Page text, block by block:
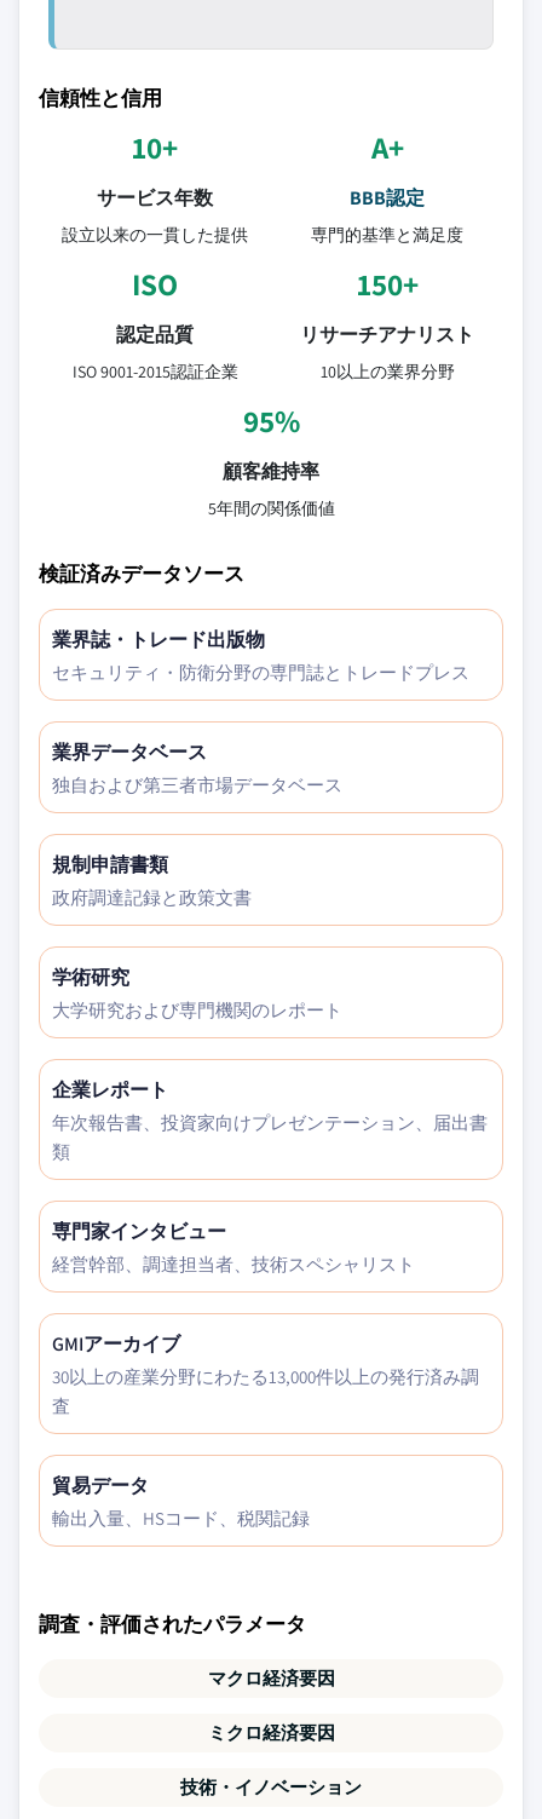
信頼性と信用
10+
サービス年数
設立以来の一貫した提供
A+
BBB認定
専門的基準と満足度
ISO
認定品質
ISO 9001-2015認証企業
150+
リサーチアナリスト
10以上の業界分野
95%
顧客維持率
5年間の関係価値
検証済みデータソース
業界誌・トレード出版物
セキュリティ・防衛分野の専門誌とトレードプレス
業界データベース
独自および第三者市場データベース
規制申請書類
政府調達記録と政策文書
学術研究
大学研究および専門機関のレポート
企業レポート
年次報告書、投資家向けプレゼンテーション、届出書
類
専門家インタビュー
経営幹部、調達担当者、技術スペシャリスト
GMIアーカイブ
30以上の産業分野にわたる13,000件以上の発行済み調
査
貿易データ
輸出入量、HSコード、税関記録
調査・評価されたパラメータ
マクロ経済要因
ミクロ経済要因
技術・イノベーション